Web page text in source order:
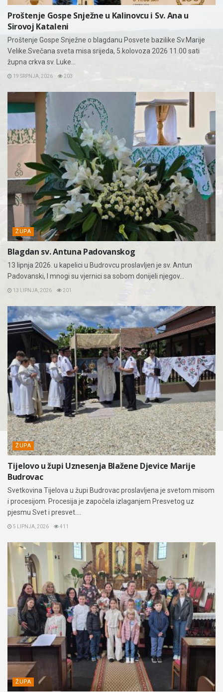
Proštenje Gospe Snježne u Kalinovcu i Sv. Ana u
Sirovoj Kataleni
Proštenje Gospe Snježne o blagdanu Posvete bazilike Sv.Marije
Velike.Svečana sveta misa srijeda, 5.kolovoza 2026 11.00 sati
župna crkva sv. Luke...
19 SRPNJA, 2026 203
ŽUPA
Blagdan sv. Antuna Padovanskog
13 lipnja 2026. u kapelici u Budrovcu proslavljen je sv. Antun
Padovanski, I mnogi su vjernici sa sobom donijeli njegov...
13 LIPNJA, 2026 201
ŽUPA
Tijelovo u župi Uznesenja Blažene Djevice Marije
Budrovac
Svetkovina Tijelova u župi Budrovac proslavljena je svetom misom
i procesijom. Procesija je započela izlaganjem Presvetog uz
pjesmu Svet i presvet....
5 LIPNJA, 2026 411
ŽUPA